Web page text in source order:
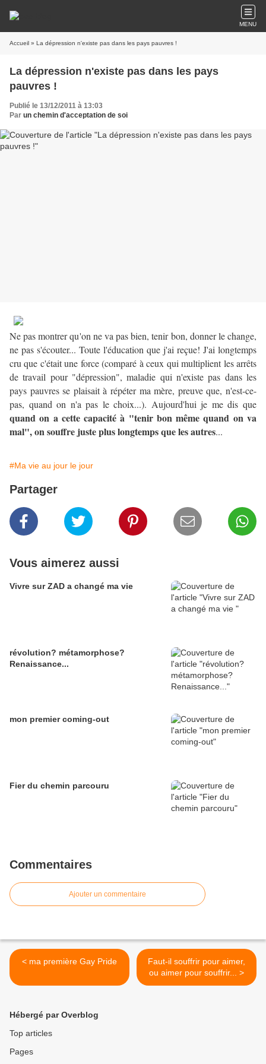
MENU
Accueil » La dépression n'existe pas dans les pays pauvres !
La dépression n'existe pas dans les pays
pauvres !
Publié le 13/12/2011 à 13:03
Par un chemin d'acceptation de soi
Ne pas montrer qu'on ne va pas bien, tenir bon, donner le change,
ne pas s'écouter... Toute l'éducation que j'ai reçue! J'ai longtemps
cru que c'était une force (comparé à ceux qui multiplient les arrêts
de travail pour "dépression", maladie qui n'existe pas dans les
pays pauvres se plaisait à répéter ma mère, preuve que, n'est-ce-
pas, quand on n'a pas le choix...). Aujourd'hui je me dis que
quand on a cette capacité à "tenir bon même quand on va
mal", on souffre juste plus longtemps que les autres...
#Ma vie au jour le jour
Partager
Vous aimerez aussi
Vivre sur ZAD a changé ma vie
révolution? métamorphose?
Renaissance...
mon premier coming-out
Fier du chemin parcouru
Commentaires
Ajouter un commentaire
< ma première Gay Pride
Faut-il souffrir pour aimer,
ou aimer pour souffrir... >
Hébergé par Overblog
Top articles
Pages